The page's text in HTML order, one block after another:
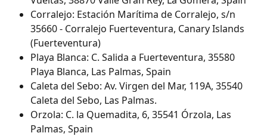
Corralejo: Estación Marítima de Corralejo, s/n
35660 - Corralejo Fuerteventura, Canary Islands
(Fuerteventura)
Playa Blanca: C. Salida a Fuerteventura, 35580
Playa Blanca, Las Palmas, Spain
Caleta del Sebo: Av. Virgen del Mar, 119A, 35540
Caleta del Sebo, Las Palmas.
Orzola: C. la Quemadita, 6, 35541 Órzola, Las
Palmas, Spain